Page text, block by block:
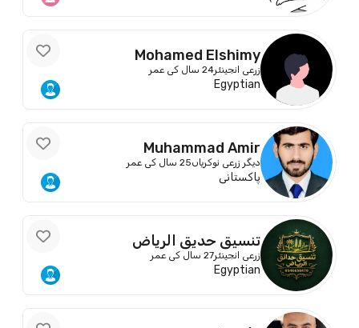
Mohamed Elshimy
زرعی انجینئر24 سال کی عمر
Egyptian
Muhammad Amir
دیگر زرعی نوکریاں25 سال کی عمر
پاکستانی
تنسيق حديق الرياض
زرعی انجینئر27 سال کی عمر
Egyptian